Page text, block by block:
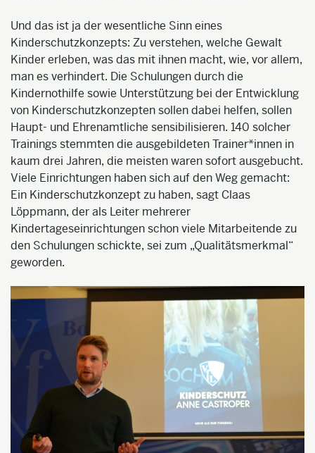
Und das ist ja der wesentliche Sinn eines
Kinderschutzkonzepts: Zu verstehen, welche Gewalt
Kinder erleben, was das mit ihnen macht, wie, vor allem,
man es verhindert. Die Schulungen durch die
Kindernothilfe sowie Unterstützung bei der Entwicklung
von Kinderschutzkonzepten sollen dabei helfen, sollen
Haupt- und Ehrenamtliche sensibilisieren. 140 solcher
Trainings stemmten die ausgebildeten Trainer*innen in
kaum drei Jahren, die meisten waren sofort ausgebucht.
Viele Einrichtungen haben sich auf den Weg gemacht:
Ein Kinderschutzkonzept zu haben, sagt Claas
Löppmann, der als Leiter mehrerer
Kindertageseinrichtungen schon viele Mitarbeitende zu
den Schulungen schickte, sei zum „Qualitätsmerkmal“
geworden.